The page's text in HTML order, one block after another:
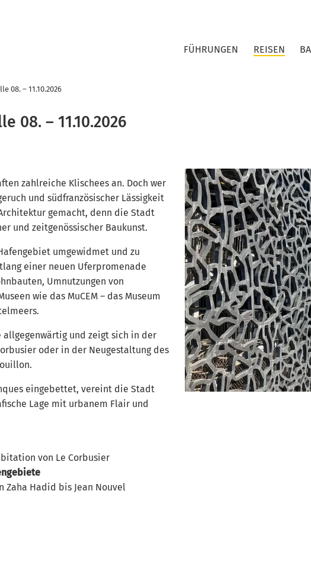
FÜHRUNGEN REISEN
08. – 11.10.2026
08. – 11.10.2026
zahlreiche Klischees an. Doch wer
und südfranzösischer Lässigkeit
gemacht, denn die Stadt
und zeitgenössischer Baukunst.
umgewidmet und zu
einer neuen Uferpromenade
Umnutzungen von
wie das MuCEM – das Museum
und zeigt sich in der
oder in der Neugestaltung des
eingebettet, vereint die Stadt
Lage mit urbanem Flair und
von Le Corbusier
Zaha Hadid bis Jean Nouvel
im Geschäftsquartier von Massimiliano Fuskas, Foto: Knud Kohlhof